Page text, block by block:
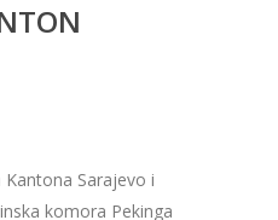
Sarajevo i
komora Pekinga